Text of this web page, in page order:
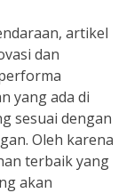
artikel
dan
yang ada di
sesuai dengan
Oleh karena
terbaik yang
akan